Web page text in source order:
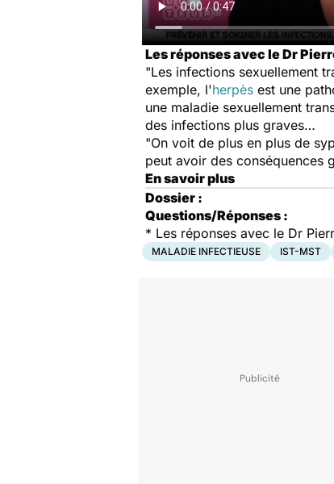
Les réponses avec le Dr
"Les infections sexuellement
exemple, l'herpès est une
une maladie sexuellement
des infections plus graves…
"On voit de plus en plus de
peut avoir des conséquences
En savoir plus
Dossier :
Questions/Réponses :
* Les réponses avec le Dr
MALADIE INFECTIEUSE IST-MST